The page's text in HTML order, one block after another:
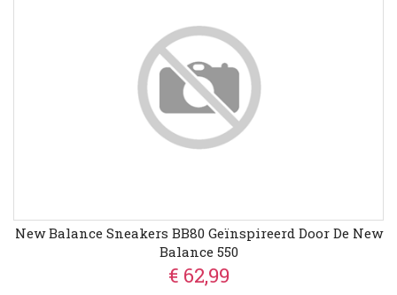
New Balance Sneakers BB80 Geïnspireerd Door De New
Balance 550
€ 62,99